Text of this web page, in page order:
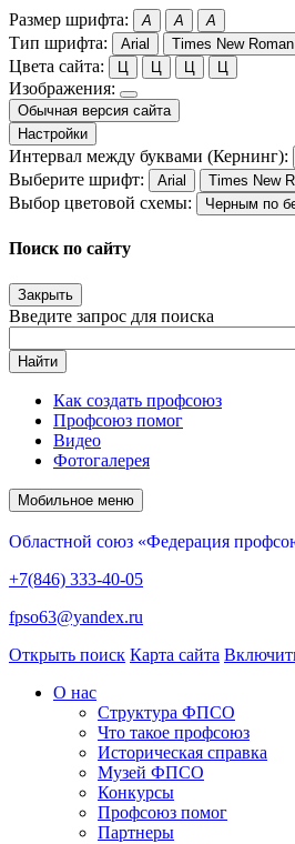
Размер шрифта: A A A
Тип шрифта: Arial Times New Roman
Цвета сайта: Ц Ц Ц Ц
Изображения:
Обычная версия сайта
Настройки
Интервал между буквами (Кернинг):
Выберите шрифт: Arial Times New
Выбор цветовой схемы: Черным по
Поиск по сайту
Закрыть
Введите запрос для поиска
Найти
Как создать профсоюз
Профсоюз помог
Видео
Фотогалерея
Мобильное меню
Областной союз «Федерация
+7(846) 333-40-05
fpso63@yandex.ru
Открыть поиск Карта сайта
О нас
Структура ФПСО
Что такое профсоюз
Историческая справка
Музей ФПСО
Конкурсы
Профсоюз помог
Партнеры